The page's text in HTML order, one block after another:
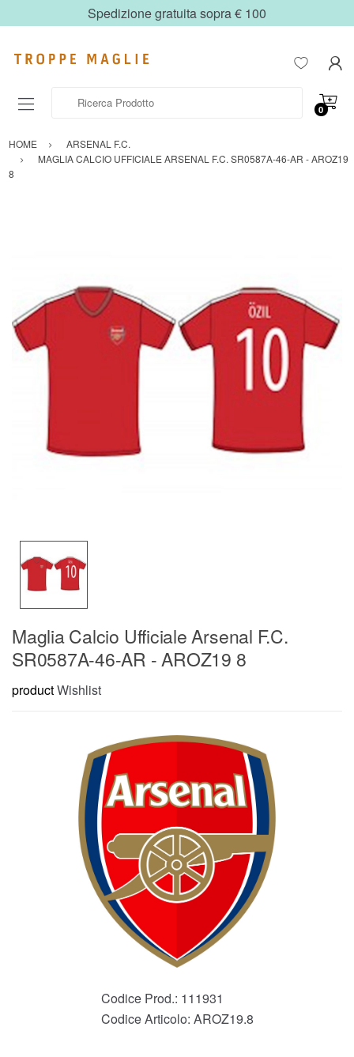
Spedizione gratuita sopra € 100
0
HOME
ARSENAL F.C.
MAGLIA CALCIO UFFICIALE ARSENAL F.C. SR0587A-46-AR - AROZ19
8
Maglia Calcio Ufficiale Arsenal F.C.
SR0587A-46-AR - AROZ19 8
productWishlist
Codice Prod.: 111931
Codice Articolo: AROZ19.8